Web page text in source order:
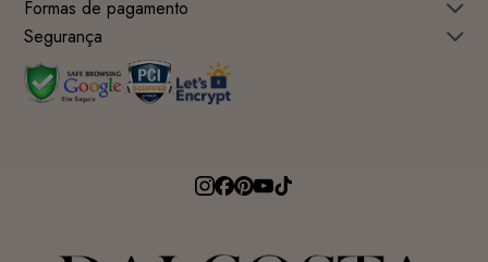
Formas de pagamento
Segurança